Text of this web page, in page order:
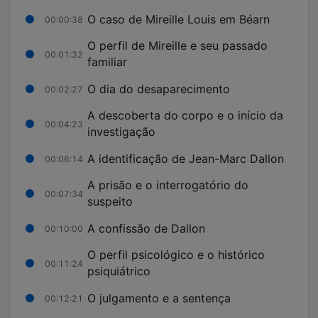
00:00:38 O caso de Mireille Louis em Béarn
00:01:32
O perfil de Mireille e seu passado
familiar
00:02:27 O dia do desaparecimento
00:04:23
A descoberta do corpo e o início da
investigação
00:06:14 A identificação de Jean-Marc Dallon
00:07:34
A prisão e o interrogatório do
suspeito
00:10:00 A confissão de Dallon
00:11:24
O perfil psicológico e o histórico
psiquiátrico
00:12:21 O julgamento e a sentença